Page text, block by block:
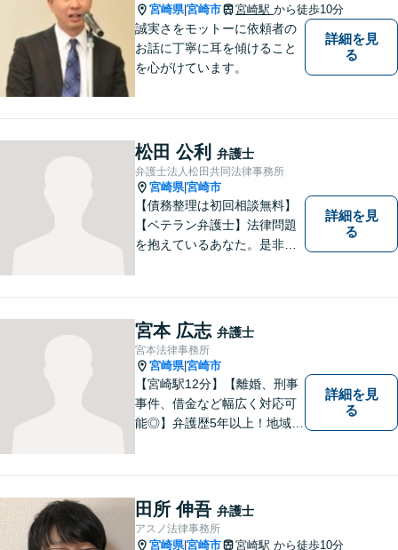
宮崎県|宮崎市 宮崎駅 から徒歩10分
誠実さをモットーに依頼者の
お話に丁寧に耳を傾けること
を心がけています。
詳細を見
る
松田 公利 弁護士
弁護士法人松田共同法律事務所
宮崎県|宮崎市
【債務整理は初回相談無料】
【ベテラン弁護士】法律問題
を抱えているあなた。是非一
詳細を見
る
宮本 広志 弁護士
宮本法律事務所
宮崎県|宮崎市
【宮崎駅12分】【離婚、刑事
事件、借金など幅広く対応可
能◎】弁護歴5年以上！地域に
お困りごとがあれば、お気軽
にご相談ください。迅速・適
切な解決を目指し尽力しま
す。
詳細を見
る
田所 伸吾 弁護士
アスノ法律事務所
宮崎県|宮崎市 宮崎駅 から徒歩10分